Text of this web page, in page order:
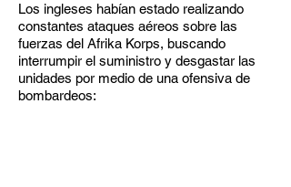
Los ingleses habían estado realizando
constantes ataques aéreos sobre las
fuerzas del Afrika Korps, buscando
interrumpir el suministro y desgastar las
unidades por medio de una ofensiva de
bombardeos: